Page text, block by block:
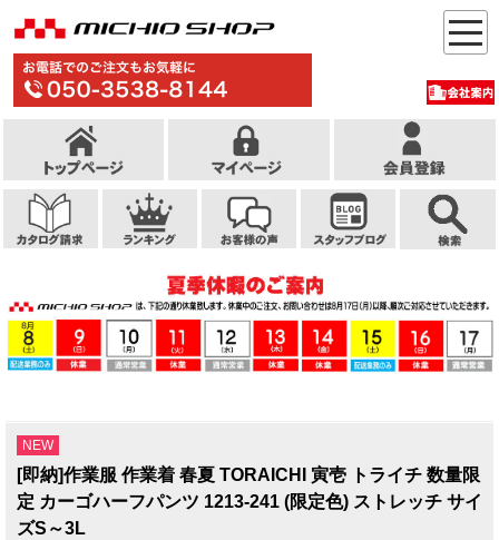
NEW
[即納]作業服 作業着 春夏 TORAICHI 寅壱 トライチ 数量限
定 カーゴハーフパンツ 1213-241 (限定色) ストレッチ サイ
ズS～3L